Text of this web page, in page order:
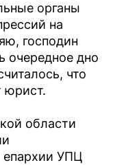
органы
на
господин
очередное дно
что
юрист.
области
епархии УПЦ